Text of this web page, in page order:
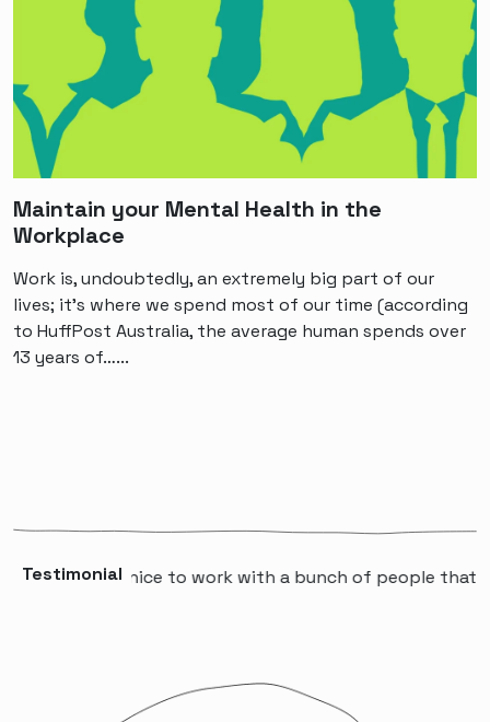
Maintain your Mental Health in the
Workplace
Work is, undoubtedly, an extremely big part of our
lives; it’s where we spend most of our time (according
to HuffPost Australia, the average human spends over
13 years of…...
Testimonialnice to work with a bunch of people that